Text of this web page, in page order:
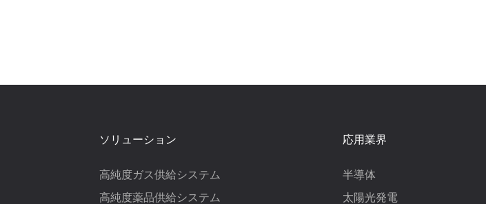
ソリューション
高純度ガス供給システム
高純度薬品供給システム
応用業界
半導体
太陽光発電